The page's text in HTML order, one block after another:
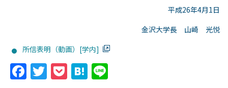
平成26年4月1日
金沢大学長 山崎 光悦
所信表明（動画）[学内]
F T P H